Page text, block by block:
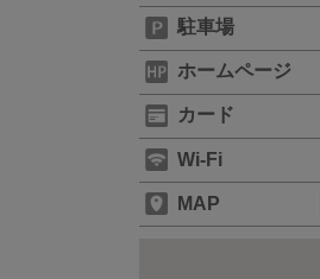
駐車場
ホームページ
カード
Wi-Fi
MAP